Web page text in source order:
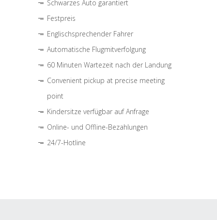
Schwarzes Auto garantiert
Festpreis
Englischsprechender Fahrer
Automatische Flugmitverfolgung
60 Minuten Wartezeit nach der Landung
Convenient pickup at precise meeting
point
Kindersitze verfügbar auf Anfrage
Online- und Offline-Bezahlungen
24/7-Hotline